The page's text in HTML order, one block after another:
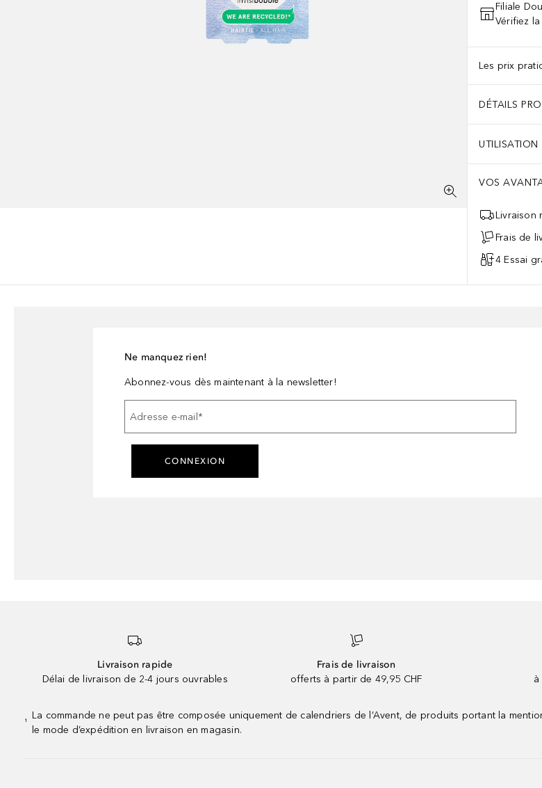
Filiale
Vérifiez
Les prix
DÉTAILS
UTILISATION
VOS
Livraison
Frais de
4 Essai
Ne manquez rien!
Abonnez-vous dès maintenant à la newsletter!
Adresse e-mail *
CONNEXION
Livraison rapide
Délai de livraison de 2-4 jours ouvrables
Frais de livraison
offerts à partir de 49,95 CHF
à
¹
La commande ne peut pas être composée uniquement de calendriers de l’Avent, de produits portant la
le mode d’expédition en livraison en magasin.